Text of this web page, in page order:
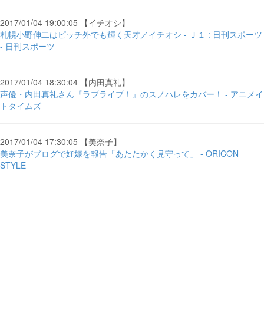
2017/01/04 19:00:05 【イチオシ】
札幌小野伸二はピッチ外でも輝く天才／イチオシ - Ｊ１ : 日刊スポーツ
- 日刊スポーツ
2017/01/04 18:30:04 【内田真礼】
声優・内田真礼さん『ラブライブ！』のスノハレをカバー！ - アニメイ
トタイムズ
2017/01/04 17:30:05 【美奈子】
美奈子がブログで妊娠を報告「あたたかく見守って」 - ORICON
STYLE